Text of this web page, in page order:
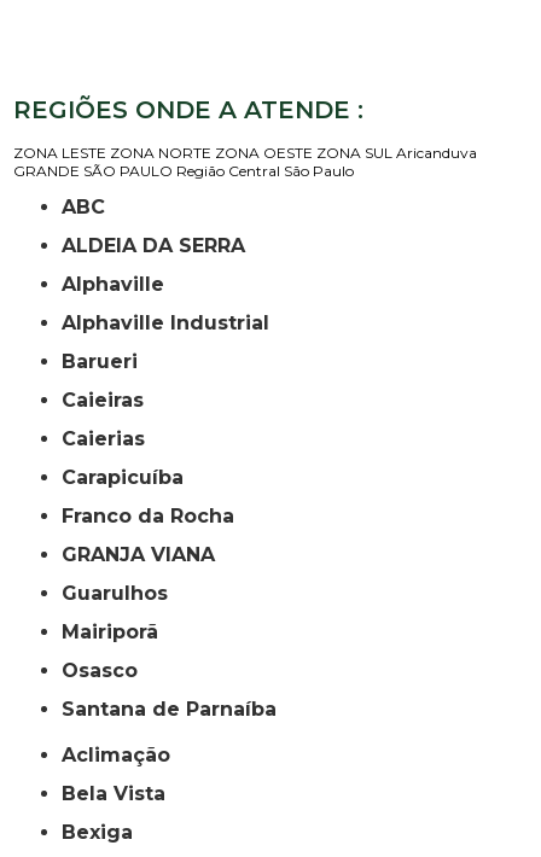
REGIÕES ONDE A ATENDE :
ZONA LESTE ZONA NORTE ZONA OESTE ZONA SUL Aricanduva
GRANDE SÃO PAULO Região Central São Paulo
ABC
ALDEIA DA SERRA
Alphaville
Alphaville Industrial
Barueri
Caieiras
Caierias
Carapicuíba
Franco da Rocha
GRANJA VIANA
Guarulhos
Mairiporã
Osasco
Santana de Parnaíba
Aclimação
Bela Vista
Bexiga